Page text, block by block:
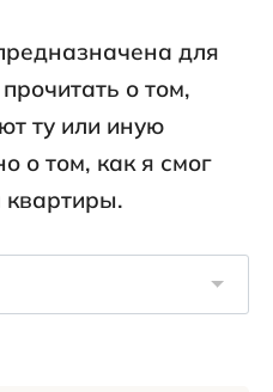
для
о том,
ту или иную
о том, как я смог